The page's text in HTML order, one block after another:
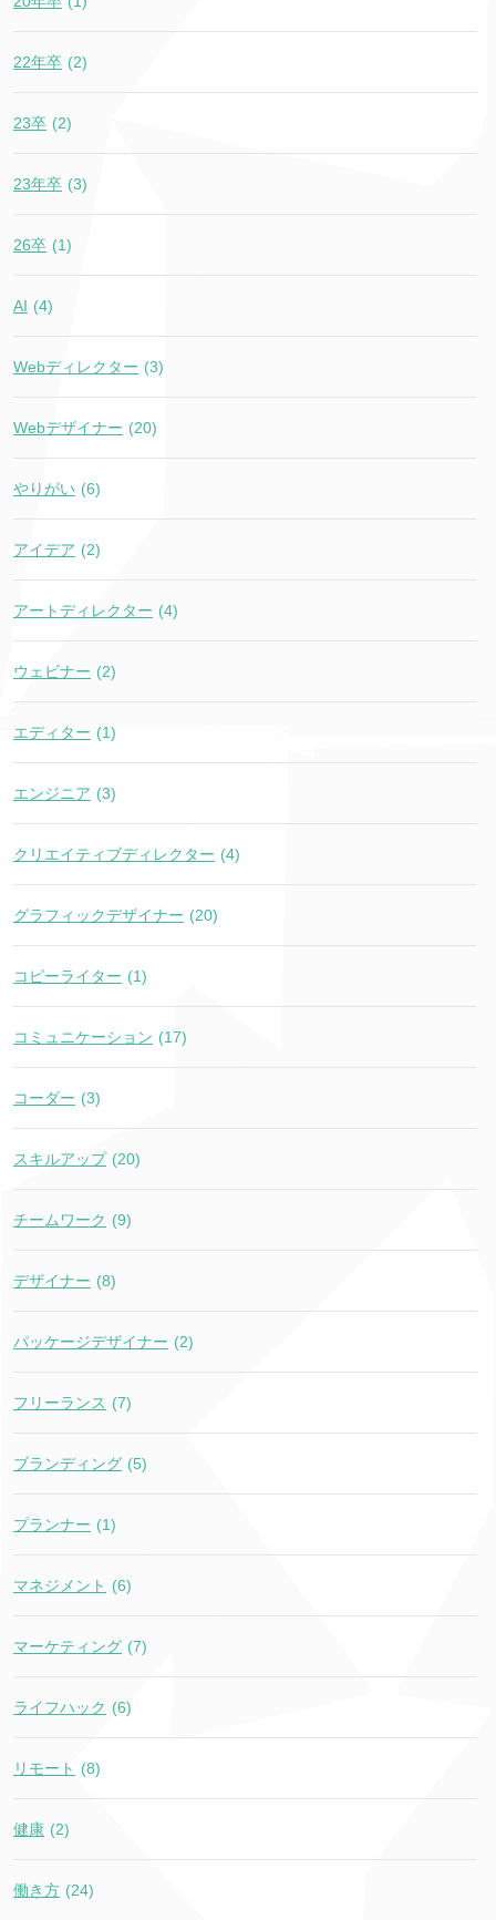
22年卒 (2)
23卒 (2)
23年卒 (3)
26卒 (1)
AI (4)
Webディレクター (3)
Webデザイナー (20)
やりがい (6)
アイデア (2)
アートディレクター (4)
ウェビナー (2)
エディター (1)
エンジニア (3)
クリエイティブディレクター (4)
グラフィックデザイナー (20)
コピーライター (1)
コミュニケーション (17)
コーダー (3)
スキルアップ (20)
チームワーク (9)
デザイナー (8)
パッケージデザイナー (2)
フリーランス (7)
ブランディング (5)
プランナー (1)
マネジメント (6)
マーケティング (7)
ライフハック (6)
リモート (8)
健康 (2)
働き方 (24)